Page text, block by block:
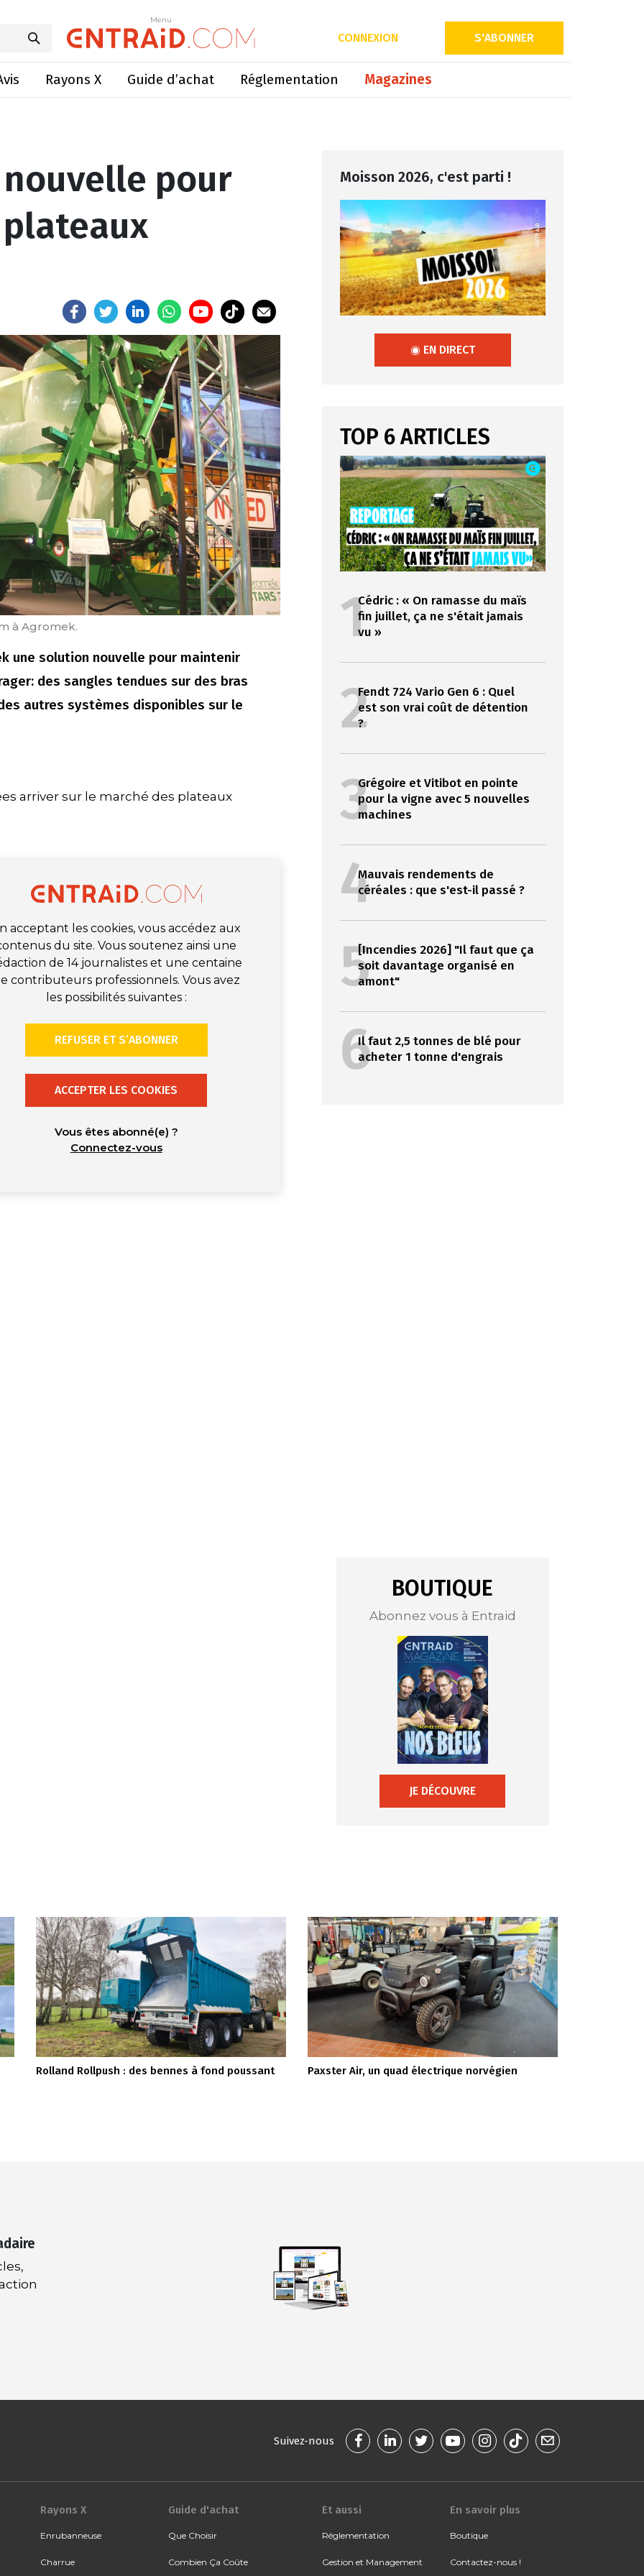
Menu
CONNEXION S'ABONNER
Rayons X Guide d’achat Réglementation Magazines
Menu
sécuriser les plateaux fourragers
pour
à Agromek.
une solution nouvelle pour maintenir
des sangles tendues sur des bras
autres systèmes disponibles sur le
arriver sur le marché des plateaux
acceptant les cookies, vous accédez aux
du site. Vous soutenez ainsi une
de 14 journalistes et une centaine
contributeurs professionnels. Vous avez
les possibilités suivantes :
REFUSER ET S’ABONNER
ACCEPTER LES COOKIES
Vous êtes abonné(e) ?
Connectez-vous
Moisson 2026, c'est parti !
◉ EN DIRECT
TOP 6 ARTICLES
1Cédric : « On ramasse du maïs
fin juillet, ça ne s'était jamais
vu »
2Fendt 724 Vario Gen 6 : Quel
est son vrai coût de détention
?
3Grégoire et Vitibot en pointe
pour la vigne avec 5 nouvelles
machines
4Mauvais rendements de
céréales : que s'est-il passé ?
5[Incendies 2026] "Il faut que ça
soit davantage organisé en
amont"
6Il faut 2,5 tonnes de blé pour
acheter 1 tonne d'engrais
BOUTIQUE
Abonnez vous à Entraid
JE DÉCOUVRE
Rolland Rollpush : des bennes à fond poussant Paxster Air, un quad électrique norvégien
Suivez-nous
Rayons X
Enrubanneuse
Charrue
Guide d'achat
Que Choisir
Combien Ça Coûte
Et aussi
Réglementation
Gestion et Management
En savoir plus
Boutique
Contactez-nous !